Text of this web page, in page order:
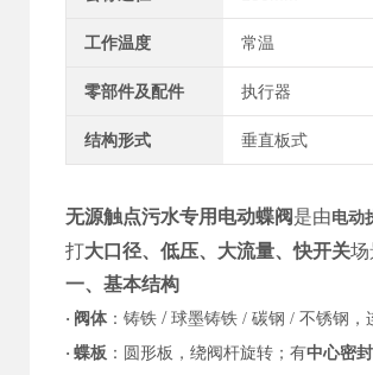
工作温度 常温
零部件及配件 执行器
结构形式 垂直板式
无源触点污水专用电动蝶阀是由电动
打大口径、低压、大流量、快开关场
一、基本结构
· 阀体：铸铁 / 球墨铸铁 / 碳钢 / 不锈钢，
· 蝶板 ：圆形板，绕阀杆旋转；有中心密封